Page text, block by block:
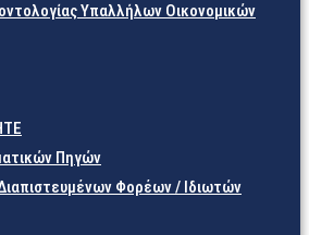
Υπαλλήλων Οικονομικών
Πηγών
Φορέων / Ιδιωτών